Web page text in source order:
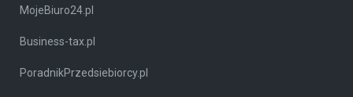
MojeBiuro24.pl
Business-tax.pl
PoradnikPrzedsiebiorcy.pl